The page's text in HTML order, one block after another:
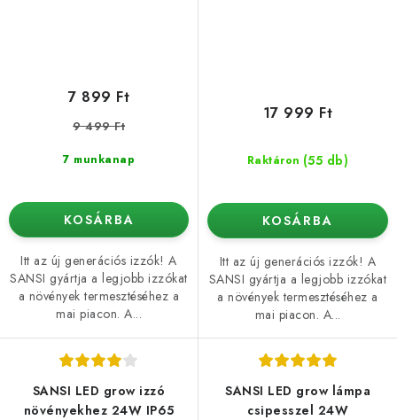
7 munkanap
7 899 Ft
9 499 Ft
KOSÁRBA
Itt az új generációs izzók! A
SANSI gyártja a legjobb izzókat
a növények termesztéséhez a
mai piacon. A...
Raktáron (55 db)
17 999 Ft
KOSÁRBA
Itt az új generációs izzók! A
SANSI gyártja a legjobb izzókat
a növények termesztéséhez a
mai piacon. A...
SANSI LED grow izzó
növényekhez 24W IP65
SANSI LED grow lámpa
csipesszel 24W